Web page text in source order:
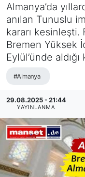
Almanya’da
anılan Tunuslu
kararı kesinleşti.
Bremen Yüksek
Eylül’ünde aldığı
#Almanya
29.08.2025 - 21:44
YAYINLANMA
SPOR
DEUTSCH
EKONOMİ
SAĞLIK
Tüm
Son Dakika
Haber Arşivi